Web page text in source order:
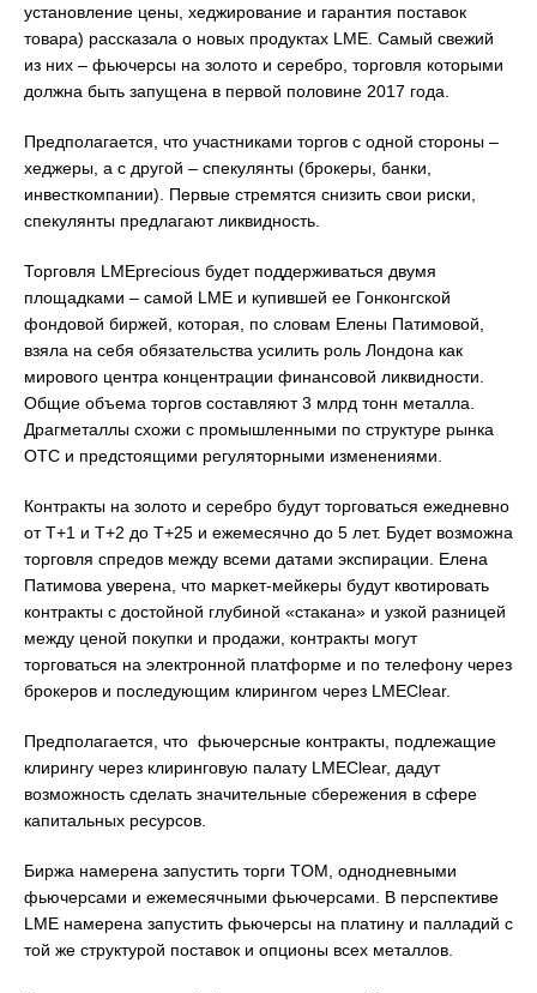
установление цены, хеджирование и гарантия поставок
товара) рассказала о новых продуктах LME. Самый свежий
из них – фьючерсы на золото и серебро, торговля которыми
должна быть запущена в первой половине 2017 года.
Предполагается, что участниками торгов с одной стороны –
хеджеры, а с другой – спекулянты (брокеры, банки,
инвесткомпании). Первые стремятся снизить свои риски,
спекулянты предлагают ликвидность.
Торговля LMEprecious будет поддерживаться двумя
площадками – самой LME и купившей ее Гонконгской
фондовой биржей, которая, по словам Елены Патимовой,
взяла на себя обязательства усилить роль Лондона как
мирового центра концентрации финансовой ликвидности.
Общие объема торгов составляют 3 млрд тонн металла.
Драгметаллы схожи с промышленными по структуре рынка
ОТС и предстоящими регуляторными изменениями.
Контракты на золото и серебро будут торговаться ежедневно
от Т+1 и Т+2 до Т+25 и ежемесячно до 5 лет. Будет возможна
торговля спредов между всеми датами экспирации. Елена
Патимова уверена, что маркет-мейкеры будут квотировать
контракты с достойной глубиной «стакана» и узкой разницей
между ценой покупки и продажи, контракты могут
торговаться на электронной платформе и по телефону через
брокеров и последующим клирингом через LMEClear.
Предполагается, что фьючерсные контракты, подлежащие
клирингу через клиринговую палату LMEClear, дадут
возможность сделать значительные сбережения в сфере
капитальных ресурсов.
Биржа намерена запустить торги TOM, однодневными
фьючерсами и ежемесячными фьючерсами. В перспективе
LME намерена запустить фьючерсы на платину и палладий с
той же структурой поставок и опционы всех металлов.